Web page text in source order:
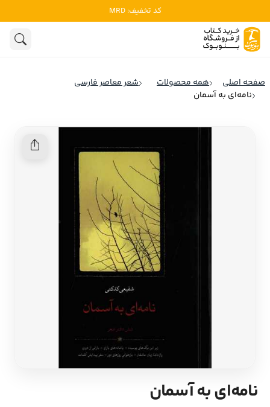
کد تخفیف: MRD
ادبیات
روانشناسی
تاریخ و سیاست
ادبیات ایتالیا
ادبیات روسیه
ادبیات آمریکای لاتین
ادبیات آلمان
ادبیات ترکیه
ادبیات آسیا
سایر کشورهای اروپا
داستان کوتاه
شعر و متون کهن
صفحه اصلی همه محصولات
شعر معاصر فارسی
نامه‌ای به آسمان
نامه‌ای به آسمان